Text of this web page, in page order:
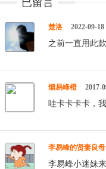
已留言
楚洛 2022-09-18
之前一直用此
烟易峰橙 2017-
哇卡卡卡卡，
李易峰的贤妻良母
李易峰小迷妹